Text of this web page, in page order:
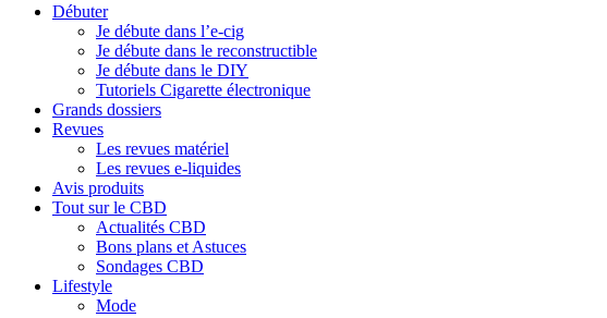
Débuter
Je débute dans l’e-cig
Je débute dans le reconstructible
Je débute dans le DIY
Tutoriels Cigarette électronique
Grands dossiers
Revues
Les revues matériel
Les revues e-liquides
Avis produits
Tout sur le CBD
Actualités CBD
Bons plans et Astuces
Sondages CBD
Lifestyle
Mode